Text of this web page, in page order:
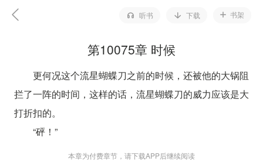
听书 下载 书架
第10075章 时候
更何况这个流星蝴蝶刀之前的时候，还被他的大锅阻
拦了一阵的时间，这样的话，流星蝴蝶刀的威力应该是大
打折扣的。
“砰！”
本章为付费章节，请下载APP后继续阅读